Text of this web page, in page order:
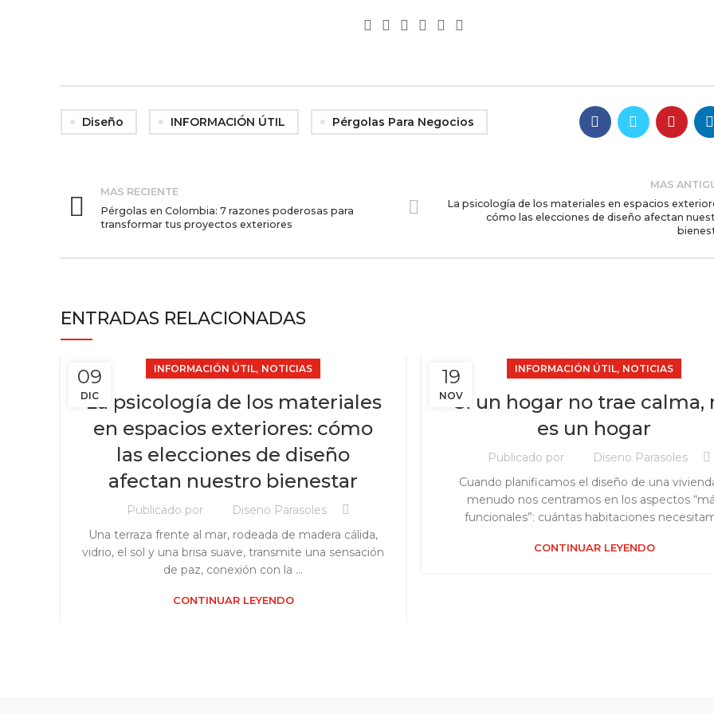
Diseño INFORMACIÓN ÚTIL Pérgolas Para Negocios
MAS RECIENTE
Pérgolas en Colombia: 7 razones poderosas para
transformar tus proyectos exteriores
MAS
La psicología de los materiales en espacios
cómo las elecciones de diseño afectan
ENTRADAS RELACIONADAS
09
DIC
INFORMACIÓN ÚTIL, NOTICIAS
La psicología de los materiales
en espacios exteriores: cómo
las elecciones de diseño
afectan nuestro bienestar
Publicado por
Diseno Parasoles
Una terraza frente al mar, rodeada de madera cálida,
vidrio, el sol y una brisa suave, transmite una sensación
de paz, conexión con la ...
CONTINUAR LEYENDO
19
NOV
INFORMACIÓN ÚTIL, NOTICIAS
Si un hogar no trae calma,
es un hogar
Publicado por
Diseno Parasoles
Cuando planificamos el diseño de una
menudo nos centramos en los aspectos
funcionales”: cuántas habitaciones
CONTINUAR LEYENDO